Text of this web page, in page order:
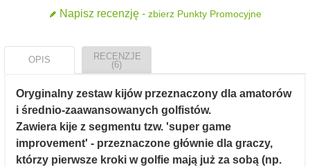
Napisz recenzję - zbierz Punkty Promocyjne
OPIS
RECENZJE
(6)
Oryginalny zestaw kijów przeznaczony dla amatorów
i średnio-zaawansowanych golfistów.
Zawiera kije z segmentu tzw. 'super game
improvement' - przeznaczone głównie dla graczy,
którzy pierwsze kroki w golfie mają już za sobą (np.